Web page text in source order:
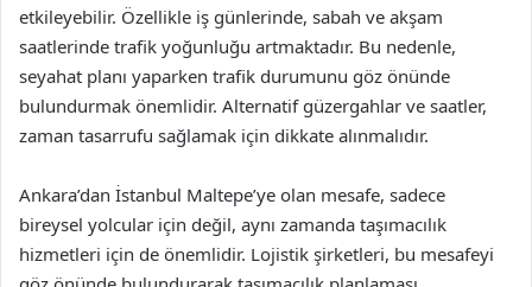
etkileyebilir. Özellikle iş günlerinde, sabah ve akşam
saatlerinde trafik yoğunluğu artmaktadır. Bu nedenle,
seyahat planı yaparken trafik durumunu göz önünde
bulundurmak önemlidir. Alternatif güzergahlar ve saatler,
zaman tasarrufu sağlamak için dikkate alınmalıdır.
Ankara’dan İstanbul Maltepe’ye olan mesafe, sadece
bireysel yolcular için değil, aynı zamanda taşımacılık
hizmetleri için de önemlidir. Lojistik şirketleri, bu mesafeyi